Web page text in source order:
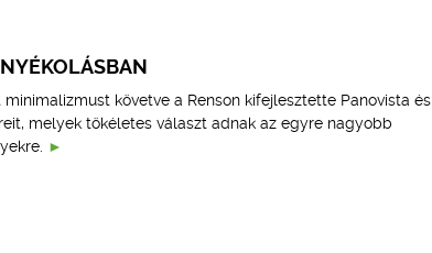
követve a Renson kifejlesztette Panovista és
melyek tökéletes választ adnak az egyre nagyobb